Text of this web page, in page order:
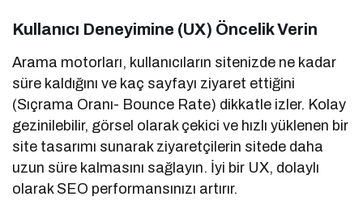
Kullanıcı Deneyimine (UX) Öncelik Verin
Arama motorları, kullanıcıların sitenizde ne kadar
süre kaldığını ve kaç sayfayı ziyaret ettiğini
(Sıçrama Oranı- Bounce Rate) dikkatle izler. Kolay
gezinilebilir, görsel olarak çekici ve hızlı yüklenen bir
site tasarımı sunarak ziyaretçilerin sitede daha
uzun süre kalmasını sağlayın. İyi bir UX, dolaylı
olarak SEO performansınızı artırır.